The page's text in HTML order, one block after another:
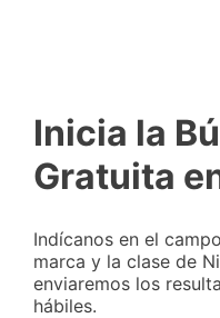
Inicia la
Gratuita
Indícanos en el
marca y la clase de
enviaremos los
hábiles.